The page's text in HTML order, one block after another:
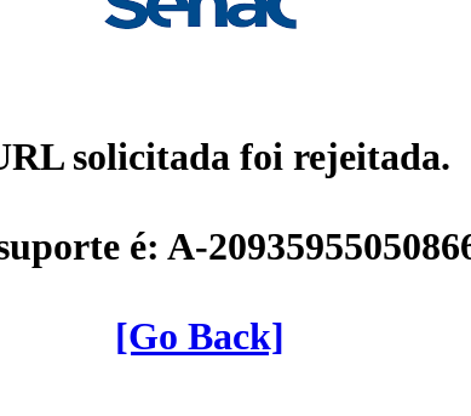
solicitada foi rejeitada.
é: A-
[Go Back]